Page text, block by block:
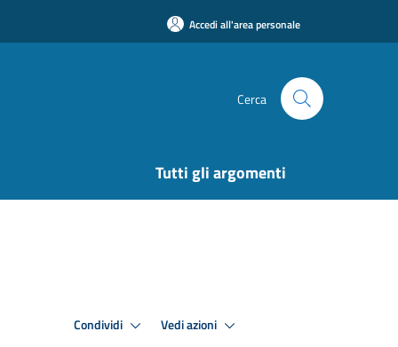
Accedi all'area personale
Cerca
Tutti gli argomenti
Condividi Vedi azioni